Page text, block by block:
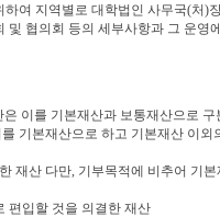
여 지역별로 대학법인 사무국(처)
및 협의회 등의 세부사항과 그 운영
은 이를 기본재산과 보통재산으로 구
기본재산으로 하고 기본재산 이
재산 다만, 기부목적에 비추어 기
편입할 것을 의결한 재산